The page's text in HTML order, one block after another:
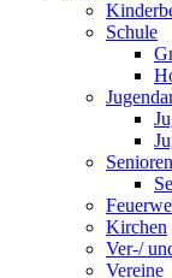
Schule
Senioren
Kirchen
Ver-/
Vereine